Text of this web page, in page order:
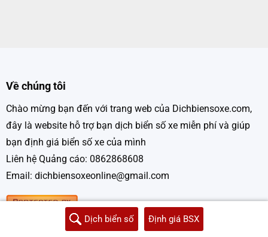
Về chúng tôi
Chào mừng bạn đến với trang web của Dichbiensoxe.com,
đây là website hỗ trợ bạn dịch biển số xe miễn phí và giúp
bạn định giá biển số xe của mình
Liên hệ Quảng cáo: 0862868608
Email: dichbiensoxeonline@gmail.com
Dịch biển số Định giá BSX